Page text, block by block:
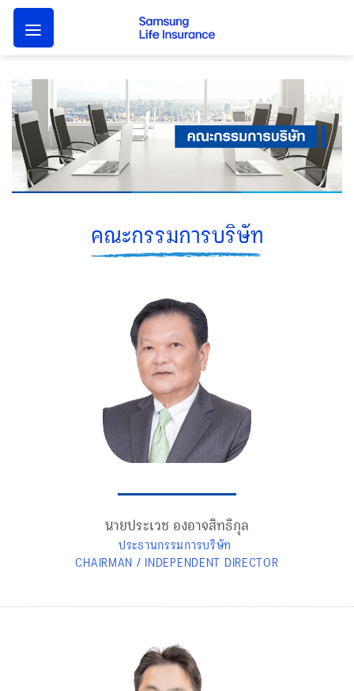
Skip
content
คณะกรรมการบริษัท
นายประเวช องอาจสิทธิกุล
ประธานกรรมการบริษัท
CHAIRMAN / INDEPENDENT DIRECTOR